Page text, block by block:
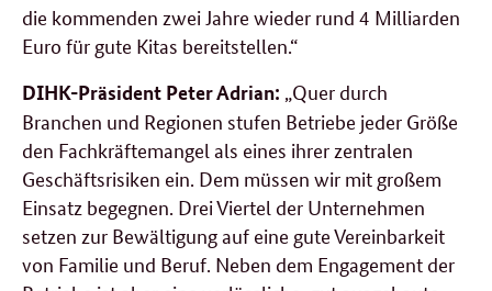
die kommenden zwei Jahre wieder rund 4 Milliarden
Euro für gute Kitas bereitstellen.“
DIHK-Präsident Peter Adrian: „Quer durch
Branchen und Regionen stufen Betriebe jeder Größe
den Fachkräftemangel als eines ihrer zentralen
Geschäftsrisiken ein. Dem müssen wir mit großem
Einsatz begegnen. Drei Viertel der Unternehmen
setzen zur Bewältigung auf eine gute Vereinbarkeit
von Familie und Beruf. Neben dem Engagement der